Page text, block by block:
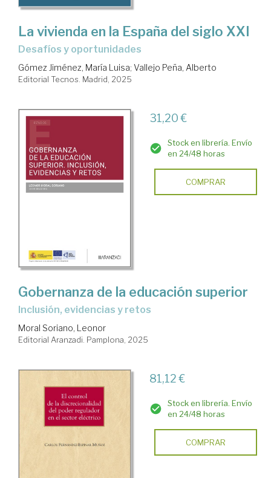
La vivienda en la España del siglo XXI
desafíos y oportunidades
Gómez Jiménez, María Luisa; Vallejo Peña, Alberto
Editorial Tecnos. Madrid, 2025
31,20 €
Stock en librería. Envío
en 24/48 horas
COMPRAR
Gobernanza de la educación superior
Inclusión, evidencias y retos
Moral Soriano, Leonor
Editorial Aranzadi. Pamplona, 2025
81,12 €
Stock en librería. Envío
en 24/48 horas
COMPRAR